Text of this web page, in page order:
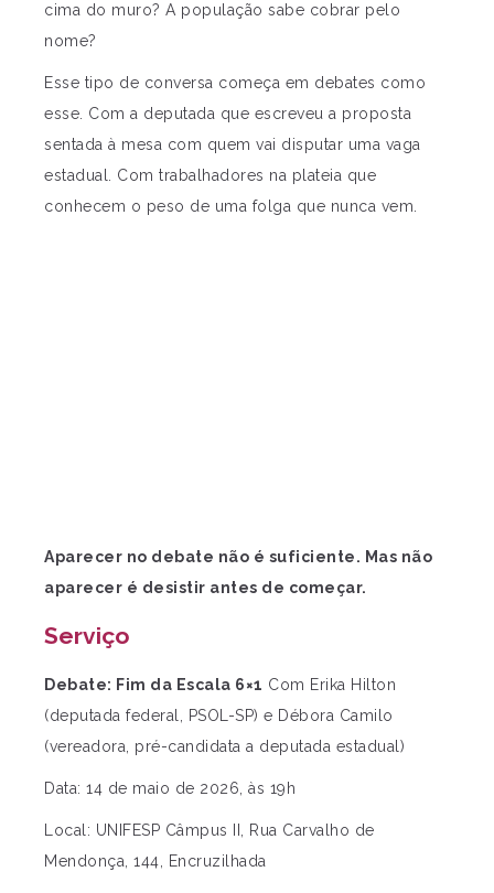
cima do muro? A população sabe cobrar pelo
nome?
Esse tipo de conversa começa em debates como
esse. Com a deputada que escreveu a proposta
sentada à mesa com quem vai disputar uma vaga
estadual. Com trabalhadores na plateia que
conhecem o peso de uma folga que nunca vem.
Aparecer no debate não é suficiente. Mas não
aparecer é desistir antes de começar.
Serviço
Debate: Fim da Escala 6×1 Com Erika Hilton
(deputada federal, PSOL-SP) e Débora Camilo
(vereadora, pré-candidata a deputada estadual)
Data: 14 de maio de 2026, às 19h
Local: UNIFESP Câmpus II, Rua Carvalho de
Mendonça, 144, Encruzilhada